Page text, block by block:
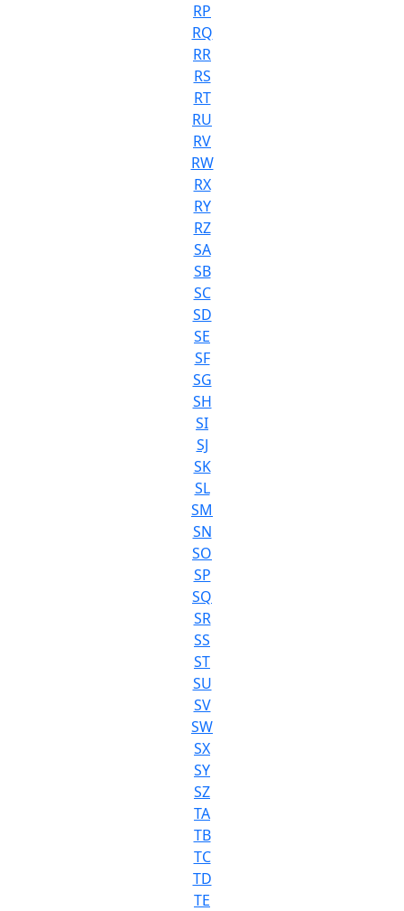
RP
RQ
RR
RS
RT
RU
RV
RW
RX
RY
RZ
SA
SB
SC
SD
SE
SF
SG
SH
SI
SJ
SK
SL
SM
SN
SO
SP
SQ
SR
SS
ST
SU
SV
SW
SX
SY
SZ
TA
TB
TC
TD
TE